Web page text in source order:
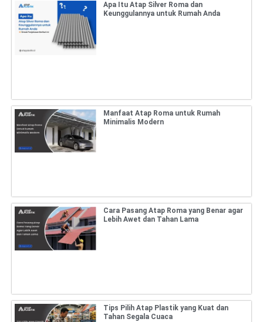
Apa Itu Atap Silver Roma dan
Keunggulannya untuk Rumah Anda
Manfaat Atap Roma untuk Rumah
Minimalis Modern
Cara Pasang Atap Roma yang Benar agar
Lebih Awet dan Tahan Lama
Tips Pilih Atap Plastik yang Kuat dan
Tahan Segala Cuaca